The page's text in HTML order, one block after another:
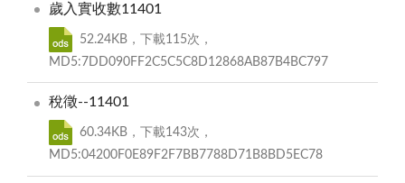
歲入實收數11401
52.24KB，下載115次，
MD5:7DD090FF2C5C5C8D12868AB87B4BC797
稅徵--11401
60.34KB，下載143次，
MD5:04200F0E89F2F7BB7788D71B8BD5EC78